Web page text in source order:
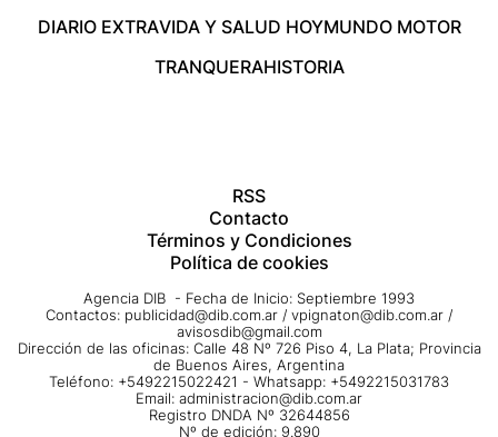
DIARIO EXTRAVIDA Y SALUD HOYMUNDO MOTOR
TRANQUERAHISTORIA
RSS
Contacto
Términos y Condiciones
Política de cookies
Agencia DIB - Fecha de Inicio: Septiembre 1993
Contactos: publicidad@dib.com.ar / vpignaton@dib.com.ar /
avisosdib@gmail.com
Dirección de las oficinas: Calle 48 Nº 726 Piso 4, La Plata; Provincia
de Buenos Aires, Argentina
Teléfono: +5492215022421 - Whatsapp: +5492215031783
Email: administracion@dib.com.ar
Registro DNDA Nº 32644856
Nº de edición: 9.890